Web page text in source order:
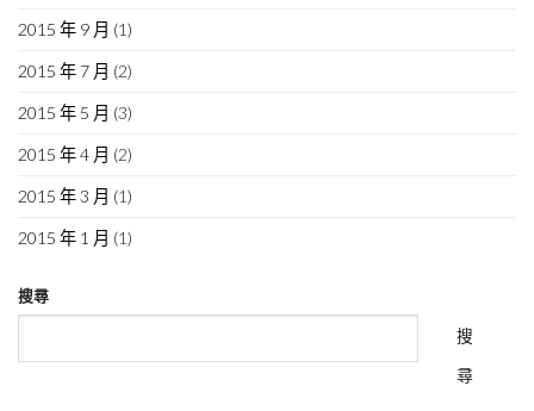
2015 年 9 月 (1)
2015 年 7 月 (2)
2015 年 5 月 (3)
2015 年 4 月 (2)
2015 年 3 月 (1)
2015 年 1 月 (1)
搜尋
搜
尋